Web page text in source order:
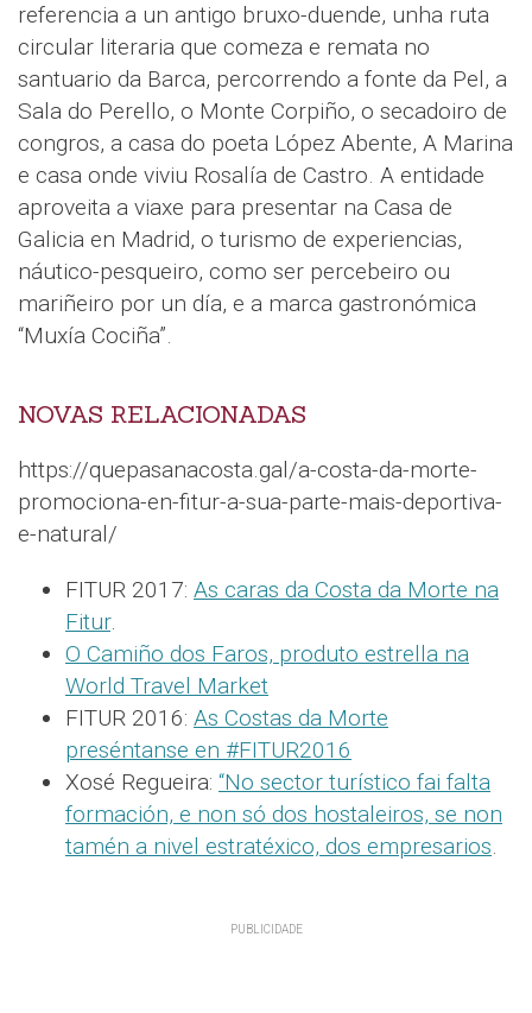
referencia a un antigo bruxo-duende, unha ruta
circular literaria que comeza e remata no
santuario da Barca, percorrendo a fonte da Pel, a
Sala do Perello, o Monte Corpiño, o secadoiro de
congros, a casa do poeta López Abente, A Marina
e casa onde viviu Rosalía de Castro. A entidade
aproveita a viaxe para presentar na Casa de
Galicia en Madrid, o turismo de experiencias,
náutico-pesqueiro, como ser percebeiro ou
mariñeiro por un día, e a marca gastronómica
“Muxía Cociña”.
NOVAS RELACIONADAS
https://quepasanacosta.gal/a-costa-da-morte-
promociona-en-fitur-a-sua-parte-mais-deportiva-
e-natural/
FITUR 2017: As caras da Costa da Morte na
Fitur.
O Camiño dos Faros, produto estrella na
World Travel Market
FITUR 2016: As Costas da Morte
preséntanse en #FITUR2016
Xosé Regueira: “No sector turístico fai falta
formación, e non só dos hostaleiros, se non
tamén a nivel estratéxico, dos empresarios.